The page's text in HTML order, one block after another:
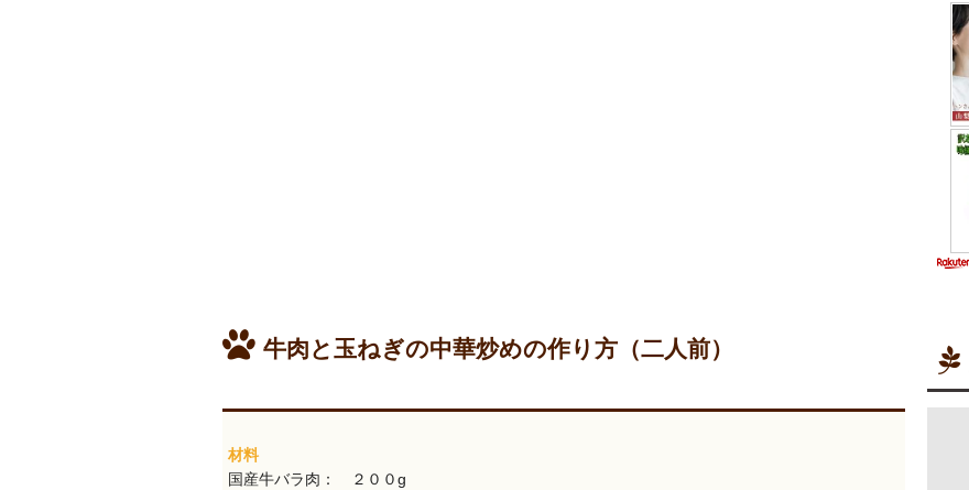
牛肉と玉ねぎの中華炒めの作り方（二人前）
材料
国産牛バラ肉： ２００g